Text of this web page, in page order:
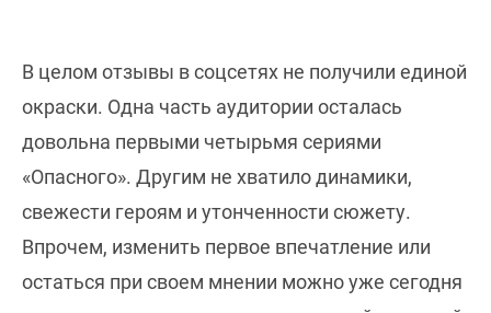
В целом отзывы в соцсетях не получили единой
окраски. Одна часть аудитории осталась
довольна первыми четырьмя сериями
«Опасного». Другим не хватило динамики,
свежести героям и утонченности сюжету.
Впрочем, изменить первое впечатление или
остаться при своем мнении можно уже сегодня